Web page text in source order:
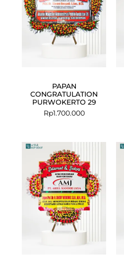
PAPAN
CONGRATULATION
PURWOKERTO 29
Rp1.700.000